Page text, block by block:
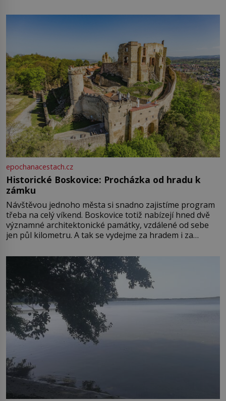
epochanacestach.cz
Historické Boskovice: Procházka od hradu k
zámku
Návštěvou jednoho města si snadno zajistíme program
třeba na celý víkend. Boskovice totiž nabízejí hned dvě
významné architektonické památky, vzdálené od sebe
jen půl kilometru. A tak se vydejme za hradem i za
Boskovice na okraji Drahanské vrchoviny vznikla někdy
ve13. století, a už v roce 1313 kronikáři zaznamenali